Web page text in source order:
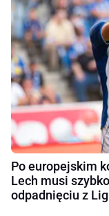
Po europejskim
Lech musi
odpadnięciu z